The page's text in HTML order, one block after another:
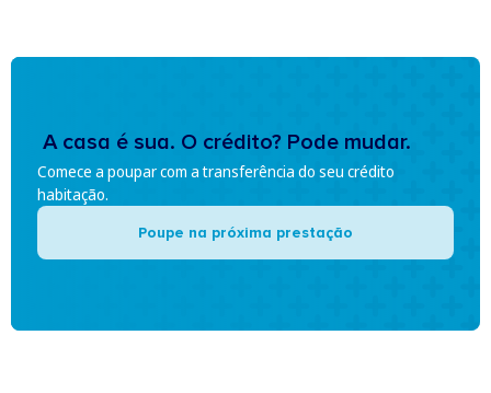
A casa é sua. O crédito? Pode mudar.
Comece a poupar com a transferência do seu crédito
habitação.
Poupe na próxima prestação